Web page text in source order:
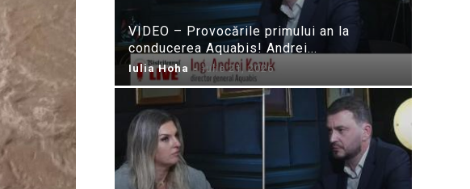
VIDEO – Provocările primului an la
conducerea Aquabis! Andrei...
Iulia Hoha - iulie 21, 2026